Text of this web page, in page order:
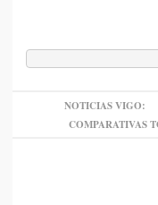
NOTICIAS VIGO:
COMPARATIVAS